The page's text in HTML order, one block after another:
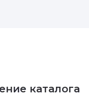
каталога